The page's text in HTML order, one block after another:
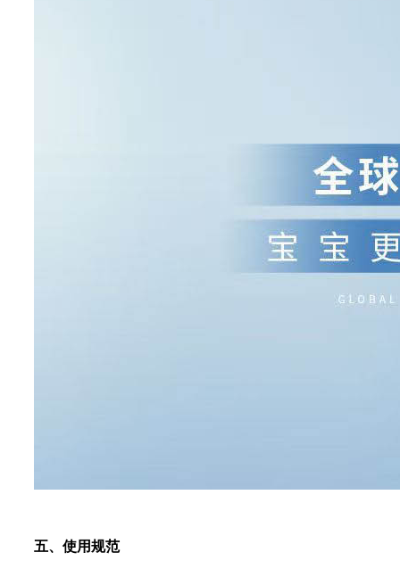
五、使用规范